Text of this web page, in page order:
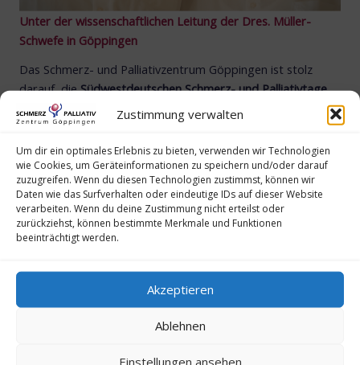
Zustimmung verwalten
Um dir ein optimales Erlebnis zu bieten, verwenden wir Technologien
wie Cookies, um Geräteinformationen zu speichern und/oder darauf
zuzugreifen. Wenn du diesen Technologien zustimmst, können wir
Daten wie das Surfverhalten oder eindeutige IDs auf dieser Website
verarbeiten. Wenn du deine Zustimmung nicht erteilst oder
zurückziehst, können bestimmte Merkmale und Funktionen
beeinträchtigt werden.
Akzeptieren
Ablehnen
Einstellungen ansehen
Unter der wissenschaftlichen Leitung der Dres. Müller-
Schwefe in Göppingen
Das Schmerz- und Palliativzentrum Göppingen ist stolz
darauf, dieSüdwestdeutschen Schmerz- und Palliativtage
auszurichten und zu organisieren. Die leitenden Ärzte des
Zentrums, Dres. Müller-Schwefe
alswissenschaftliche Leiter dieserhochkarätigen
Veranstaltung.
An zwei Tagen präsentiereninternational anerkannte
Referenten, ausgewiesene Experten in ihren Fachgebieten,
dieneuesten wissenschaftlichen Erkenntnisse
wissenschaftlichen Expertise und dem Engagement von
Dres. Müller-Schwefe garantiert ein Programm auf
Innovative Therapieansätze und aktuelle Forschung in